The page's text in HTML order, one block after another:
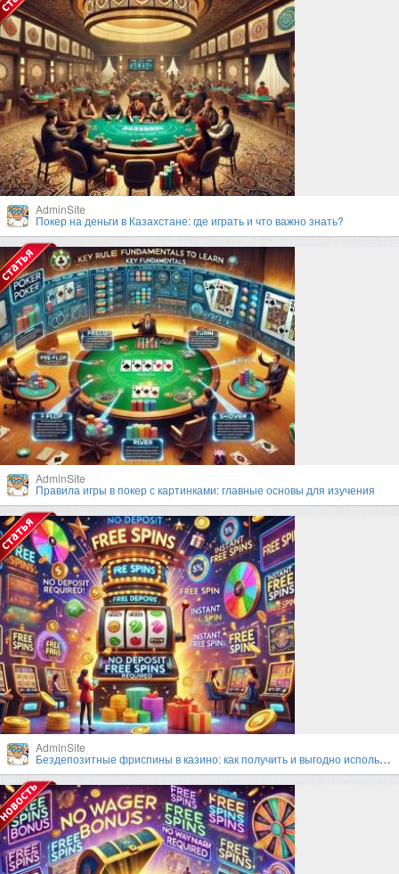
AdminSite
Покер на деньги в Казахстане: где играть и что важно знать?
AdminSite
Правила игры в покер с картинками: главные основы для изучения
AdminSite
Бездепозитные фриспины в казино: как получить и выгодно использовать?